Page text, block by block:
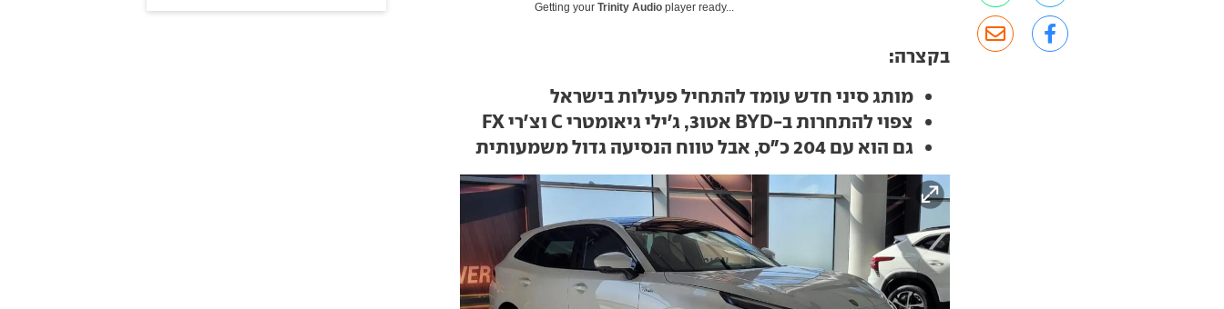
Getting yourTrinity Audio player ready...
בקצרה:
מותג סיני חדש עומד להתחיל פעילות בישראל
צפוי להתחרות ב-BYD אטו3, ג'ילי גיאומטרי C וצ'רי FX
גם הוא עם 204 כ"ס, אבל טווח הנסיעה גדול משמעותית